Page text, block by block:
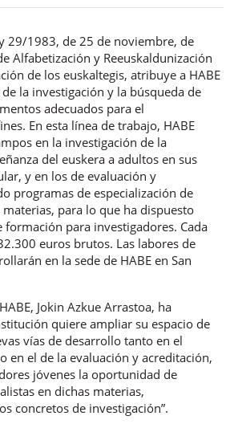
29/1983, de 25 de noviembre, de
Alfabetización y Reeuskaldunización
de los euskaltegis, atribuye a HABE
la investigación y la búsqueda de
adecuados para el
En esta línea de trabajo, HABE
en la investigación de la
del euskera a adultos en sus
y en los de evaluación y
programas de especialización de
para lo que ha dispuesto
formación para investigadores. Cada
euros brutos. Las labores de
en la sede de HABE en San
Jokin Azkue Arrastoa, ha
quiere ampliar su espacio de
vías de desarrollo tanto en el
en el de la evaluación y acreditación,
jóvenes la oportunidad de
en dichas materias,
concretos de investigación”.